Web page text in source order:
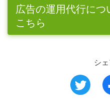
広告の運用代行に
こちら
シ